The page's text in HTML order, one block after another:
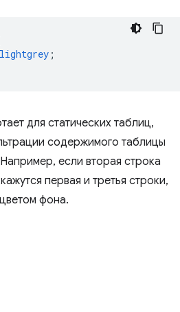
lightgrey ;
для статических таблиц,
содержимого таблицы
если вторая строка
первая и третья строки,
фона.